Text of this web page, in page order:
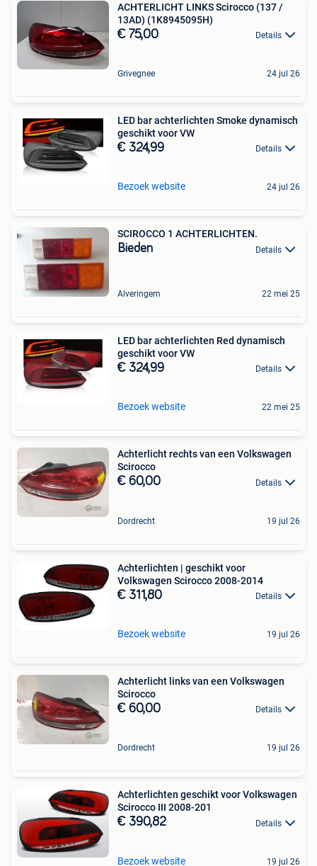
ACHTERLICHT LINKS Scirocco (137 /
13AD) (1K8945095H)
€ 75,00 Details
Grivegnee 24 jul 26
LED bar achterlichten Smoke dynamisch
geschikt voor VW
€ 324,99 Details
Bezoek website 24 jul 26
SCIROCCO 1 ACHTERLICHTEN.
Bieden Details
Alveringem 22 mei 25
LED bar achterlichten Red dynamisch
geschikt voor VW
€ 324,99 Details
Bezoek website 22 mei 25
Achterlicht rechts van een Volkswagen
Scirocco
€ 60,00 Details
Dordrecht 19 jul 26
Achterlichten | geschikt voor
Volkswagen Scirocco 2008-2014
€ 311,80 Details
Bezoek website 19 jul 26
Achterlicht links van een Volkswagen
Scirocco
€ 60,00 Details
Dordrecht 19 jul 26
Achterlichten geschikt voor Volkswagen
Scirocco III 2008-201
€ 390,82 Details
Bezoek website 19 jul 26